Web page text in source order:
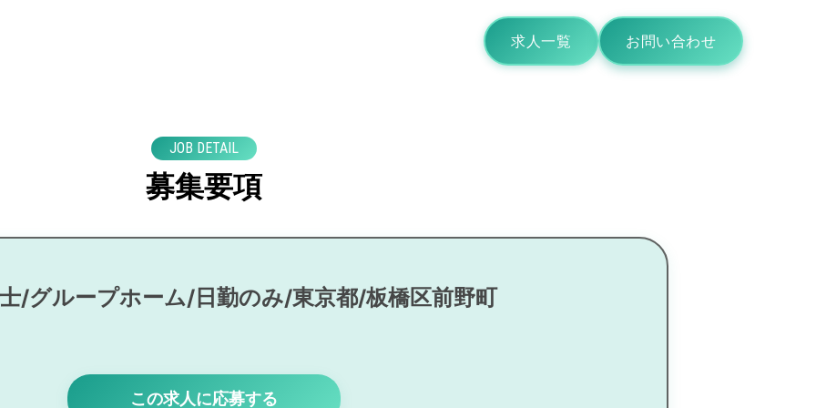
求人一覧 お問い合わせ
JOB DETAIL
募集要項
/グループホーム/日勤のみ/東京都/板橋区前野町
この求人に応募する